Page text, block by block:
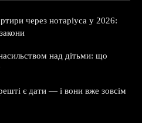
через нотаріуса у 2026:
над дітьми: що
є дати — і вони вже зовсім